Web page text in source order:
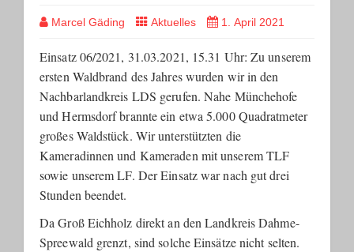
Marcel Gäding Aktuelles 1. April 2021
Einsatz 06/2021, 31.03.2021, 15.31 Uhr: Zu unserem
ersten Waldbrand des Jahres wurden wir in den
Nachbarlandkreis LDS gerufen.Nahe Münchehofe
und Hermsdorf brannte ein etwa 5.000 Quadratmeter
großes Waldstück. Wir unterstützten die
Kameradinnen und Kameraden mit unserem TLF
sowie unserem LF. Der Einsatz war nach gut drei
Stunden beendet.
Da Groß Eichholz direkt an den Landkreis Dahme-
Spreewald grenzt, sind solche Einsätze nicht selten.